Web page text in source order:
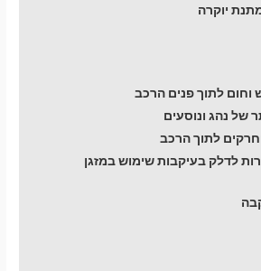
יוקרה
לתוך פנים הרכב
של נהג ונוסעים
לתוך הרכב
לדלק בעיקבות שימוש במזגן